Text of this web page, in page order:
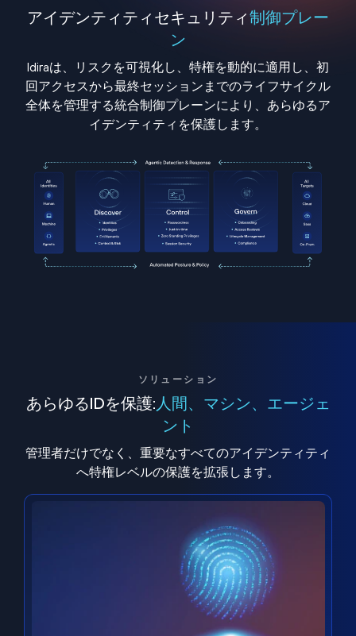
アイデンティティセキュリティ制御プレー
ン
Idiraは、リスクを可視化し、特権を動的に適用し、初
回アクセスから最終セッションまでのライフサイクル
全体を管理する統合制御プレーンにより、あらゆるア
イデンティティを保護します。
ソリューション
あらゆるIDを保護: 人間、マシン、エージェ
ント
管理者だけでなく、重要なすべてのアイデンティティ
へ特権レベルの保護を拡張します。